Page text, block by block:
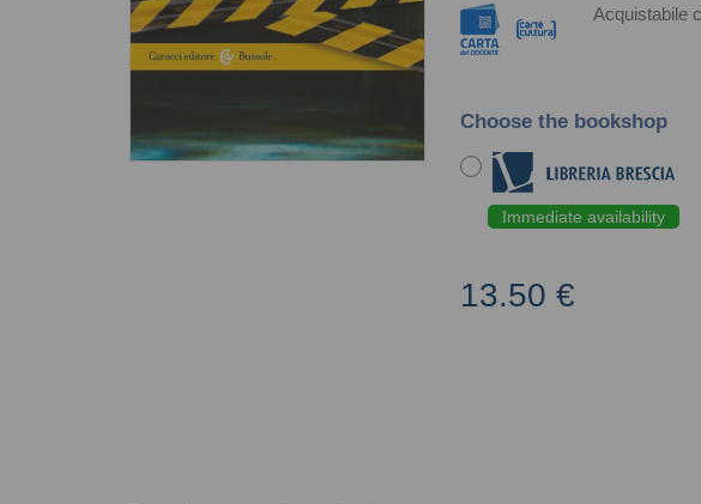
Acquistabile
Choose the bookshop
Immediate availability
13.50 €